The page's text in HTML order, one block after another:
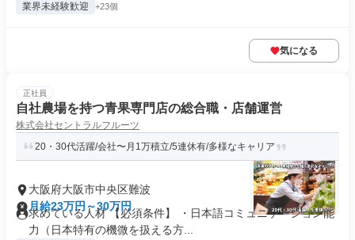
業界未経験歓迎 +23個
気になる
正社員
自社農場を持つ青果専門店の総合職・店舗運営
株式会社セントラルフルーツ
20・30代活躍/会社〜月1万積立/5連休有/多様なキャリア
大阪府大阪市中央区難波
月給23万円～30万円
求めている人材 【必須条件】 ・日本語コミュニケーション能
力（日本特有の機微を扱える方...